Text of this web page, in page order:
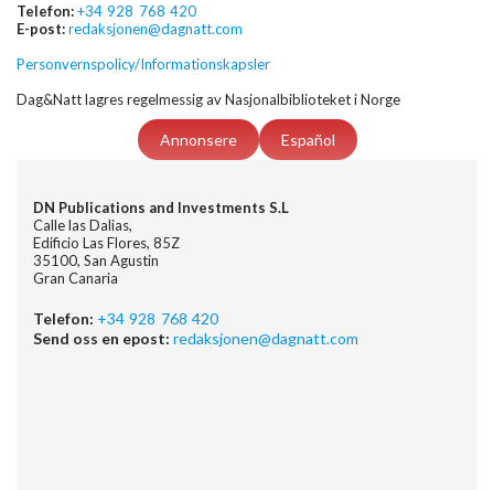
Telefon:+34 928 768 420
E-post:redaksjonen@dagnatt.com
Personvernspolicy/Informationskapsler
Dag&Natt lagres regelmessig av Nasjonalbiblioteket i Norge
Annonsere Español
DN Publications and Investments S.L
Calle las Dalias,
Edificio Las Flores, 85Z
35100, San Agustin
Gran Canaria
Telefon: +34 928 768 420
Send oss en epost: redaksjonen@dagnatt.com